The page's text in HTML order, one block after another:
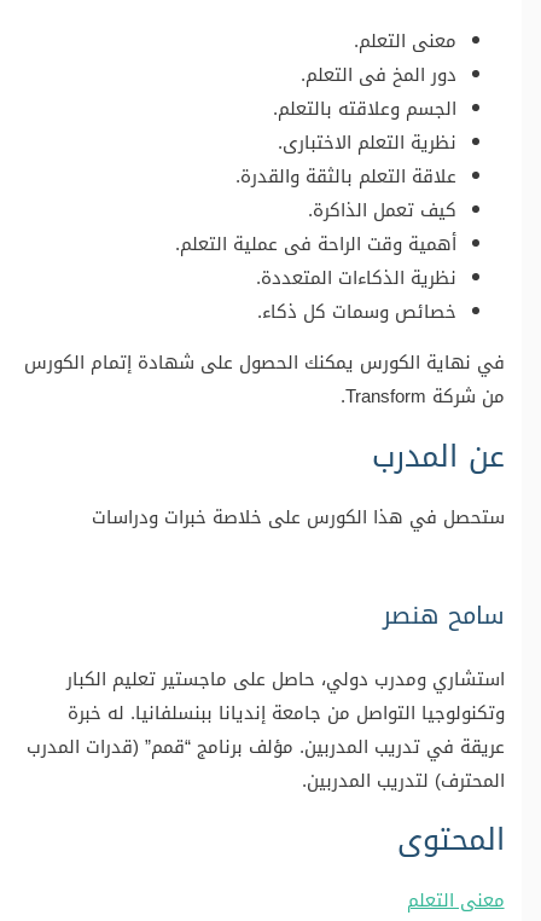
معنى التعلم.
دور المخ فى التعلم.
الجسم وعلاقته بالتعلم.
نظرية التعلم الاختبارى.
علاقة التعلم بالثقة والقدرة.
كيف تعمل الذاكرة.
أهمية وقت الراحة فى عملية التعلم.
نظرية الذكاءات المتعددة.
خصائص وسمات كل ذكاء.
في نهاية الكورس يمكنك الحصول على شهادة إتمام الكورس
من شركة Transform.
عن المدرب
ستحصل في هذا الكورس على خلاصة خبرات ودراسات​
سامح هنصر
استشاري ومدرب دولي، حاصل على ماجستير تعليم الكبار
وتكنولوجيا التواصل من جامعة إنديانا ببنسلفانيا. له خبرة
عريقة في تدريب المدربين. مؤلف برنامج “قمم” (قدرات المدرب
المحترف) لتدريب المدربين.
المحتوى
معنى التعلم